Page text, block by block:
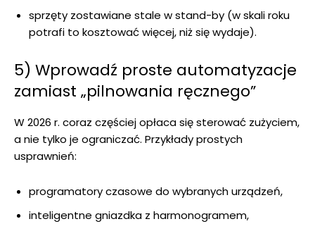
sprzęty zostawiane stale w stand-by (w skali roku
potrafi to kosztować więcej, niż się wydaje).
5) Wprowadź proste automatyzacje
zamiast „pilnowania ręcznego”
W 2026 r. coraz częściej opłaca się sterować zużyciem,
a nie tylko je ograniczać. Przykłady prostych
usprawnień:
programatory czasowe do wybranych urządzeń,
inteligentne gniazdka z harmonogramem,